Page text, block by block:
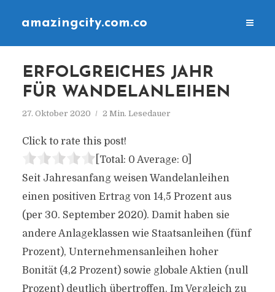
amazingcity.com.co
ERFOLGREICHES JAHR
FÜR WANDELANLEIHEN
27. Oktober 2020 2 Min. Lesedauer
Click to rate this post!
[Total: 0 Average: 0]
Seit Jahresanfang weisen Wandelanleihen
einen positiven Ertrag von 14,5 Prozent aus
(per 30. September 2020). Damit haben sie
andere Anlageklassen wie Staatsanleihen (fünf
Prozent), Unternehmensanleihen hoher
Bonität (4,2 Prozent) sowie globale Aktien (null
Prozent) deutlich übertroffen. Im Vergleich zu